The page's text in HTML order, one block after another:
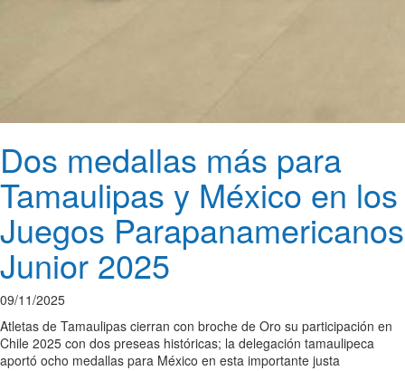
Dos medallas más para
Tamaulipas y México en los
Juegos Parapanamericanos
Junior 2025
09/11/2025
Atletas de Tamaulipas cierran con broche de Oro su participación en
Chile 2025 con dos preseas históricas; la delegación tamaulipeca
aportó ocho medallas para México en esta importante justa